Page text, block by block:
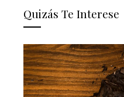
Quizás Te Interese